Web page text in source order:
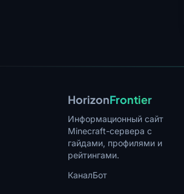
HorizonFrontier
Информационный сайт
Minecraft-сервера с
гайдами, профилями и
рейтингами.
КаналБот